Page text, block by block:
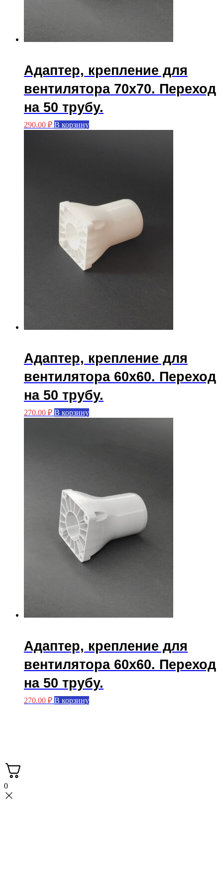
Адаптер, крепление для
вентилятора 70х70. Переход
на 50 трубу.
290.00 ₽ В корзину
Адаптер, крепление для
вентилятора 60х60. Переход
на 50 трубу.
270.00 ₽ В корзину
Адаптер, крепление для
вентилятора 60х60. Переход
на 50 трубу.
270.00 ₽ В корзину
0